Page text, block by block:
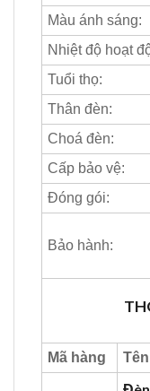
Màu ánh sáng:
Nhiệt độ hoạt
Tuổi thọ:
Thân đèn:
Choá đèn:
Cấp bảo vệ:
Đóng gói:
Bảo hành:
Mã hàng